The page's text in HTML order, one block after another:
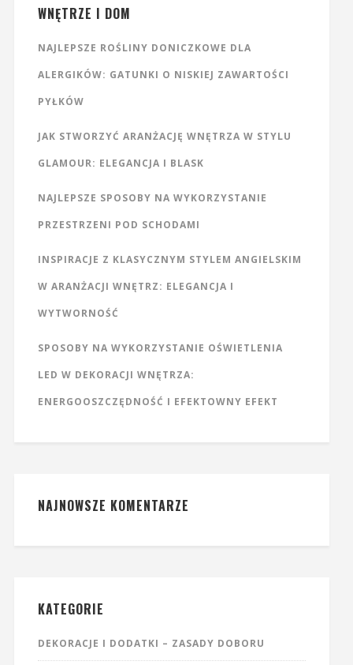
WNĘTRZE I DOM
NAJLEPSZE ROŚLINY DONICZKOWE DLA
ALERGIKÓW: GATUNKI O NISKIEJ ZAWARTOŚCI
PYŁKÓW
JAK STWORZYĆ ARANŻACJĘ WNĘTRZA W STYLU
GLAMOUR: ELEGANCJA I BLASK
NAJLEPSZE SPOSOBY NA WYKORZYSTANIE
PRZESTRZENI POD SCHODAMI
INSPIRACJE Z KLASYCZNYM STYLEM ANGIELSKIM
W ARANŻACJI WNĘTRZ: ELEGANCJA I
WYTWORNOŚĆ
SPOSOBY NA WYKORZYSTANIE OŚWIETLENIA
LED W DEKORACJI WNĘTRZA:
ENERGOOSZCZĘDNOŚĆ I EFEKTOWNY EFEKT
NAJNOWSZE KOMENTARZE
KATEGORIE
DEKORACJE I DODATKI – ZASADY DOBORU